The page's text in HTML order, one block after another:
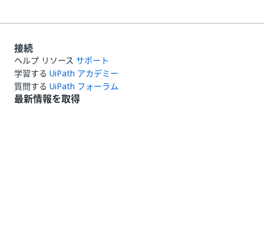
接続
ヘルプ リソース サポート
学習する UiPath アカデミー
質問する UiPath フォーラム
最新情報を取得